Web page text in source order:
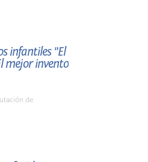
infantiles "El
mejor invento
de